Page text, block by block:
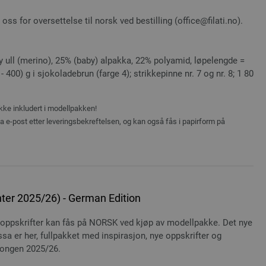
oss for oversettelse til norsk ved bestilling (office@filati.no).
ull (merino), 25% (baby) alpakka, 22% polyamid, løpelengde =
400) g i sjokoladebrun (farge 4); strikkepinne nr. 7 og nr. 8; 1 80
inkludert i modellpakken!
e-post etter leveringsbekreftelsen, og kan også fås i papirform på
2025/26) - German Edition
kan fås på NORSK ved kjøp av modellpakke. Det nye
er her, fullpakket med inspirasjon, nye oppskrifter og
2025/26.